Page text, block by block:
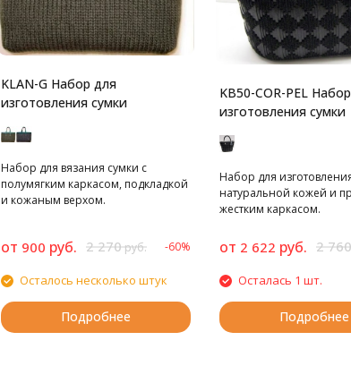
KLAN-G Набор для
изготовления сумки
Набор для вязания сумки с
полумягким каркасом, подкладкой
и кожаным верхом.
от 900 руб. 2 270руб. -60%
Осталось несколько штук
Подробнее
KB50-COR-PEL
изготовления сумки
Набор для
натуральной кожей и
жестким каркасом.
от 2 622 руб. 2 760
Осталась 1 шт.
Подробнее